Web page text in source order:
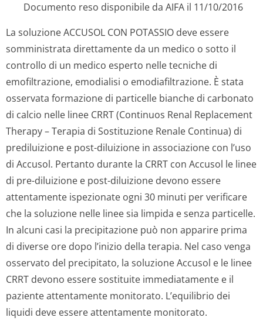
Documento reso disponibile da AIFA il 11/10/2016
La soluzione ACCUSOL CON POTASSIO deve essere
somministrata direttamente da un medico o sotto il
controllo di un medico esperto nelle tecniche di
emofiltrazione, emodialisi o emodiafiltra­zione. È stata
osservata formazione di particelle bianche di carbonato
di calcio nelle linee CRRT (Continuos Renal Replacement
Therapy – Terapia di Sostituzione Renale Continua) di
prediluizione e post-diluizione in associazione con l’uso
di Accusol. Pertanto durante la CRRT con Accusol le linee
di pre-diluizione e post-diluizione devono essere
attentamente ispezionate ogni 30 minuti per verificare
che la soluzione nelle linee sia limpida e senza particelle.
In alcuni casi la precipitazione può non apparire prima
di diverse ore dopo l’inizio della terapia. Nel caso venga
osservato del precipitato, la soluzione Accusol e le linee
CRRT devono essere sostituite immediatamente e il
paziente attentamente monitorato. L’equilibrio dei
liquidi deve essere attentamente monitorato.